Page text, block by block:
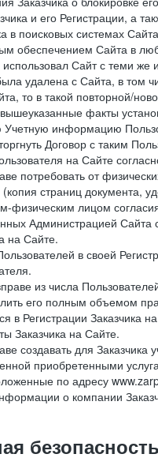
и его Регистрации, а
в поисковых системах
обеспечением Сайта в
Сайт с теми
удалена с Сайта, в том
то в такой повторной/
факты
информацию
Договор с таким
на Сайте
потребовать от
страниц документа,
физическим лицом
Администрацией
на Сайте.
в своей
из числа
его полным объемом
в Регистрации Заказчика
Заказчика на Сайте.
создавать для
приобретенными
по адресу
о компании